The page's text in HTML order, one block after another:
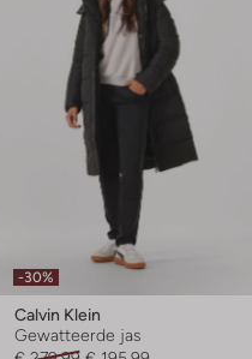
-30%
Calvin Klein
Gewatteerde jas